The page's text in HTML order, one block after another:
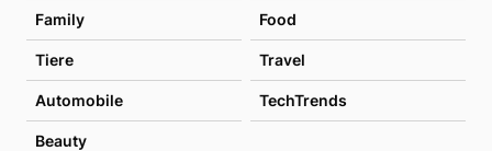
Family Food
Tiere Travel
Automobile TechTrends
Beauty